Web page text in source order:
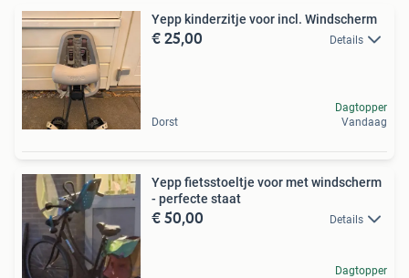
Yepp kinderzitje voor incl. Windscherm
€ 25,00 Details
Dorst
Dagtopper
Vandaag
Yepp fietsstoeltje voor met windscherm
- perfecte staat
€ 50,00 Details
Dagtopper